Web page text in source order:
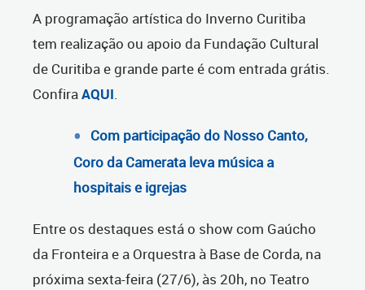
A programação artística do Inverno Curitiba
tem realização ou apoio da Fundação Cultural
de Curitiba e grande parte é com entrada grátis.
ConfiraAQUI.
Com participação do Nosso Canto,
Coro da Camerata leva música a
hospitais e igrejas
Entre os destaques está o show com Gaúcho
da Fronteira e a Orquestra à Base de Corda, na
próxima sexta-feira (27/6), às 20h, no Teatro